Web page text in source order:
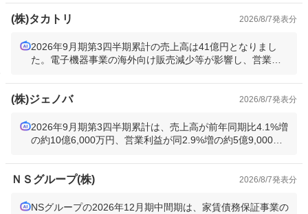
(株)タカトリ 2026/8/7発表分
2026年9月期第3四半期累計の売上高は41億円となりまし
た。電子機器事業の海外向け販売減少等が影響し、営業損
ます。通期予想は売上高70億円・営業利益4億円と前期比で
大幅な減益が見込まれています。
(株)ジェノバ 2026/8/7発表分
2026年9月期第3四半期累計は、売上高が前年同期比4.1%増
の約10億6,000万円、営業利益が同2.9%増の約5億9,000万
を更新しました。ただし、設備投資増加に伴うコスト上昇
で利益成長率は前年同期から鈍化しています。
ＮＳグループ(株) 2026/8/7発表分
NSグループの2026年12月期中間期は、家賃債務保証事業の